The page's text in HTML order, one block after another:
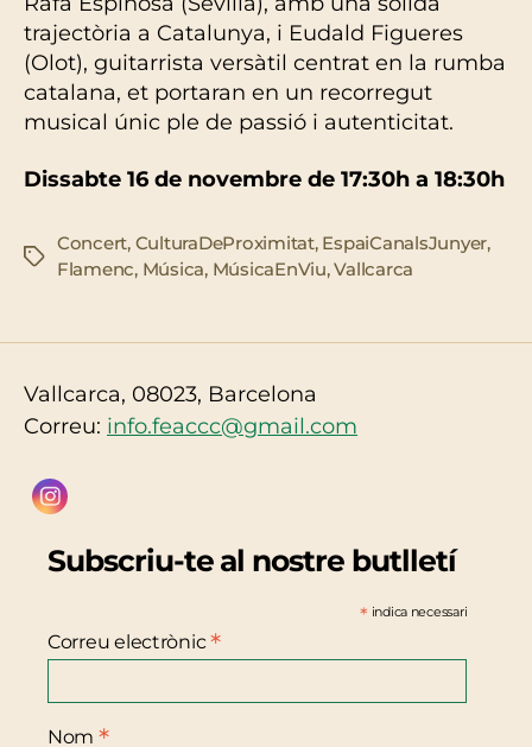
trajectòria a Catalunya, i Eudald Figueres
(Olot), guitarrista versàtil centrat en la rumba
catalana, et portaran en un recorregut
musical únic ple de passió i autenticitat.
Dissabte 16 de novembre de 17:30h a 18:30h
Etiquetes
Concert, CulturaDeProximitat, EspaiCanalsJunyer,
Flamenc, Música, MúsicaEnViu,Vallcarca
Vallcarca, 08023, Barcelona
Correu: info.feaccc@gmail.com
Subscriu-te al nostre butlletí
* indica necessari
Correu electrònic*
Nom *